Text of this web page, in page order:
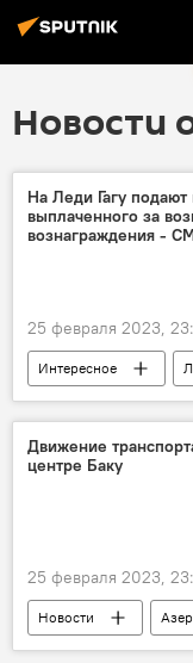
Новости
На Леди Гагу подают
выплаченного за
вознаграждения -
25 февраля 2023,
Интересное
Собаки
суд
Движение
центре Баку
25 февраля 2023,
Новости
Ходжалы